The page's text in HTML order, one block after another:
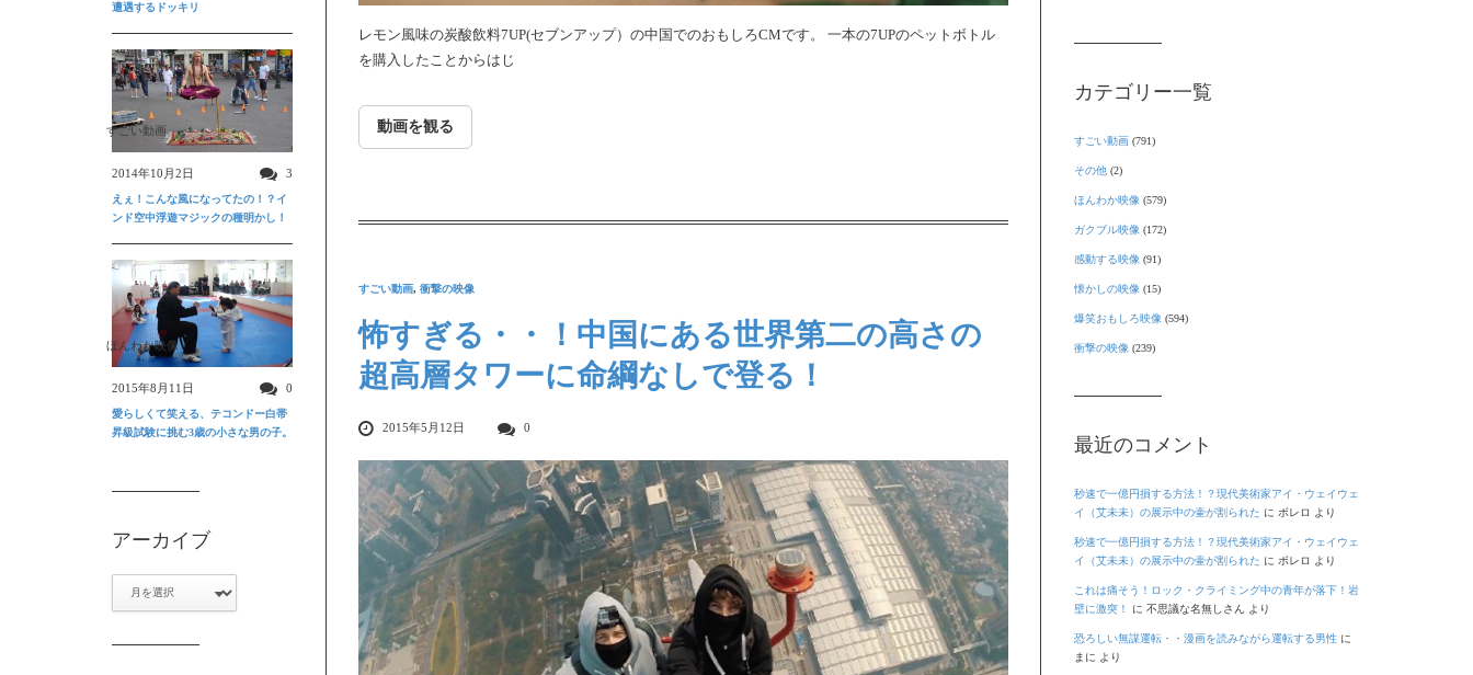
レモン風味の炭酸飲料7UP(セブンアップ）の中国でのおもしろCMです。 一本の7UPのペットボトル
を購入したことからはじ
動画を観る
すごい動画, 衝撃の映像
怖すぎる・・！中国にある世界第二の高さの
超高層タワーに命綱なしで登る！
2015年5月12日 0
カテゴリー一覧
すごい動画 (791)
その他 (2)
ほんわか映像 (579)
ガクブル映像 (172)
感動する映像 (91)
懐かしの映像 (15)
爆笑おもしろ映像 (594)
衝撃の映像 (239)
最近のコメント
秒速で一億円損する方法！？現代美術家アイ・ウェイウェ
イ（艾未未）の展示中の壷が割られた に ボレロ より
秒速で一億円損する方法！？現代美術家アイ・ウェイウェ
イ（艾未未）の展示中の壷が割られた に ボレロ より
これは痛そう！ロック・クライミング中の青年が落下！岩
壁に激突！
に 不思議な名無しさん より
恐ろしい無謀運転・・漫画を読みながら運転する男性に
まに より
遭遇するドッキリ
すごい動画
2014年10月2日 3
えぇ！こんな風になってたの！？イ
ンド空中浮遊マジックの種明かし！
ほんわか映像
2015年8月11日 0
愛らしくて笑える、テコンドー白帯
昇級試験に挑む3歳の小さな男の子。
アーカイブ